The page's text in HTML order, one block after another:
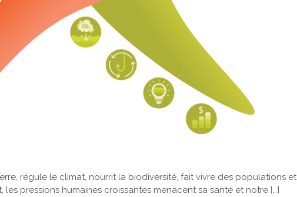
régule le climat, nourrit la biodiversité, fait vivre des populations et
les pressions humaines croissantes menacent sa santé et notre […]